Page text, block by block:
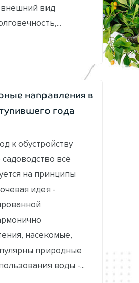
внешний вид
направления в
года
к обустройству
всё
на принципы
идея -
насекомые,
природные
воды -...